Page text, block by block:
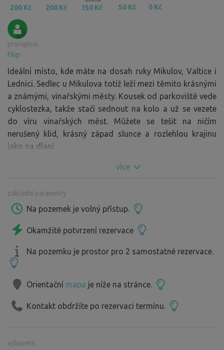
200 Kč 200 Kč 150 Kč 50 Kč 0 Kč
pronajímá:
Filip
Ideální místo, kde máte na dosah ruky Mikulov, Valtice i
Lednici. Sedlec u Mikulova totiž leží mezi těmito krásnými
a známými, vinařskými městy. Kousek od parkoviště vede
cyklostezka, takže stačí sednout na kolo a už se vezete
do víru vinařských měst. Můžete se tešit na ničím
nerušený klid, krásný západ slunce a rozlehlou krajinu
jako na dlani.
více
základní parametry
Na pozemek je volný přístup.
Okamžité potvrzení rezervace
Na pozemku je prostor pro 2 samostatné rezervace.
Orientační mapa je níže na stránce.
Kontakt obdržíte po rezervaci termínu.
vybavení